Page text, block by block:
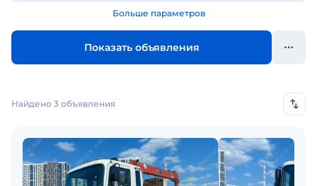
Больше параметров
Показать объявления
Найдено 3 объявления